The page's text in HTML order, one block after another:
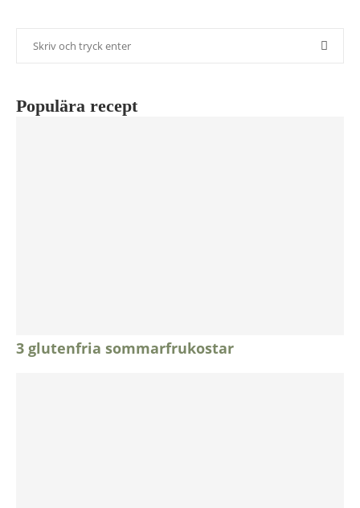
Populära recept
3 glutenfria sommarfrukostar